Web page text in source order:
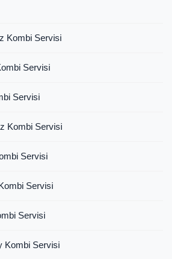
Kombi Servisi
Servisi
Servisi
Kombi Servisi
Servisi
Servisi
Servisi
Kombi Servisi